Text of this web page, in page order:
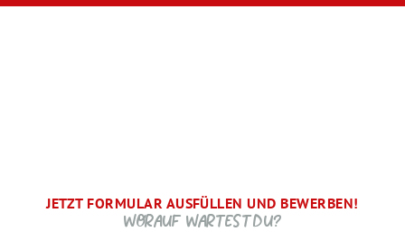
JETZT FORMULAR AUSFÜLLEN UND BEWERBEN!
WORAUF WARTEST DU?
BRAUCHEN WIR NOCH ...
SCHRITT.
DANKE, WIR FREUEN UNS AUF DICH UND MELDEN UNS